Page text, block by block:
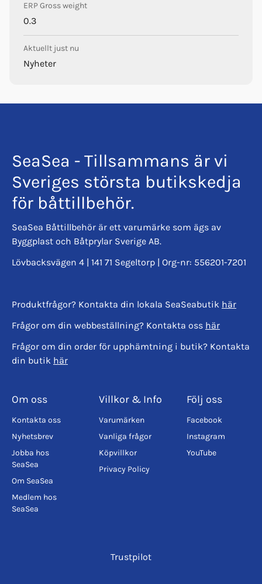
ERP Gross weight
0.3
Aktuellt just nu
Nyheter
SeaSea - Tillsammans är vi
Sveriges största butikskedja
för båttillbehör.
SeaSea Båttillbehör är ett varumärke som ägs av
Byggplast och Båtprylar Sverige AB.
Lövbacksvägen 4 | 141 71 Segeltorp | Org-nr: 556201-7201
Produktfrågor? Kontakta din lokala SeaSeabutik här
Frågor om din webbeställning? Kontakta oss här
Frågor om din order för upphämtning i butik? Kontakta
din butik här
Om oss
Kontakta oss
Nyhetsbrev
Jobba hos
SeaSea
Om SeaSea
Medlem hos
SeaSea
Villkor & Info
Varumärken
Vanliga frågor
Köpvillkor
Privacy Policy
Följ oss
Facebook
Instagram
YouTube
Trustpilot